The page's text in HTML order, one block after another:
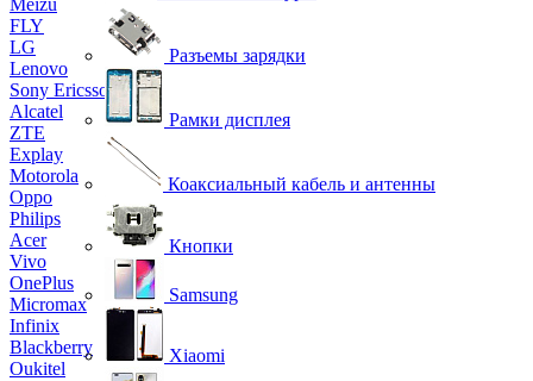
Meizu
FLY
LG
Lenovo
Sony Ericsson
Alcatel
ZTE
Explay
Motorola
Oppo
Philips
Acer
Vivo
OnePlus
Micromax
Infinix
Blackberry
Oukitel
Разъемы зарядки
Рамки дисплея
Коаксиальный кабель и антенны
Кнопки
Samsung
Xiaomi